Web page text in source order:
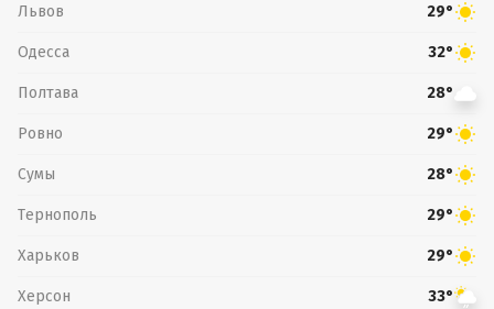
Львов 29°
Одесса 32°
Полтава 28°
Ровно 29°
Сумы 28°
Тернополь 29°
Харьков 29°
Херсон 33°